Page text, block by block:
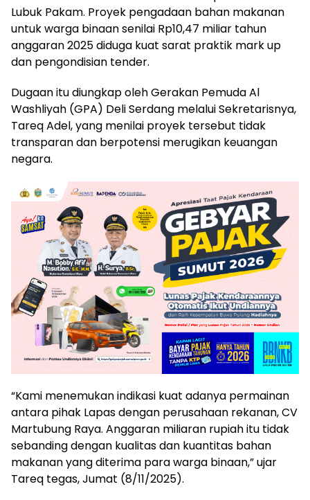
Lubuk Pakam. Proyek pengadaan bahan makanan
untuk warga binaan senilai Rp10,47 miliar tahun
anggaran 2025 diduga kuat sarat praktik mark up
dan pengondisian tender.
Dugaan itu diungkap oleh Gerakan Pemuda Al
Washliyah (GPA) Deli Serdang melalui Sekretarisnya,
Tareq Adel, yang menilai proyek tersebut tidak
transparan dan berpotensi merugikan keuangan
negara.
“Kami menemukan indikasi kuat adanya permainan
antara pihak Lapas dengan perusahaan rekanan, CV
Martubung Raya. Anggaran miliaran rupiah itu tidak
sebanding dengan kualitas dan kuantitas bahan
makanan yang diterima para warga binaan,” ujar
Tareq tegas, Jumat (8/11/2025).